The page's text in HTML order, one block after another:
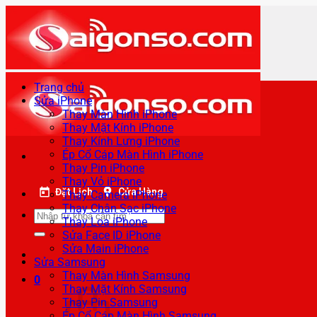
qua
nội
dung
Đặt Lịch Cửa Hàng
Tìm
kiếm:
0
Trang chủ
Sửa iPhone
Thay Màn Hình iPhone
Thay Mặt Kính iPhone
Thay Kính Lưng iPhone
Ép Cổ Cáp Màn Hình iPhone
Thay Pin iPhone
Thay Vỏ iPhone
Thay Camera iPhone
Thay Chân Sạc iPhone
Thay Loa iPhone
Sửa Face ID iPhone
Sửa Main iPhone
Sửa Samsung
Thay Màn Hình Samsung
Thay Mặt Kính Samsung
Thay Pin Samsung